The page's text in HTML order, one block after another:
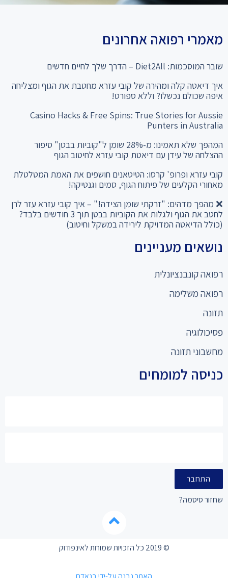
מאמרי רפואה אחרונים
שובר המוסכמות: Diet2All – הדרך שלך לחיים חדשים
איך דיאטה קלה ומהירה של קובי עזרא מחטבת את הגוף ומצליחה
איפה שכולם נכשלו? וללא ספורט!
Casino Hacks & Free Spins: True Stories for Aussie
Punters in Australia
המהפך שלא תאמינו: מ-28% שומן ל"קוביות בבטן" סיפור
ההצלחה של עידן עם דיאטת קובי עזרא לחיטוב הגוף
קובי עזרא ופרופ' קרסו: הטיטאנים חושפים את האמת המטלטלת
מאחורי הקלעים של פיתוח הגוף, סמים וגנטיקה!
❌ מהפך מדהים: "זרקתי שומן הצידה!" – איך קובי עזרא עזר לרן
לחטב את הגוף ולגלות את הקוביות בבטן תוך 3 חודשים בלבד?
(כולל הדיאטה המדויקת לירידה במשקל וחיטוב)
נושאים מעניינים
רפואה קונבנציונלית
רפואה משלימה
תזונה
פסיכולוגיה
מחשבוני תזונה
כניסה למומחים
התחבר
שחזור סיסמה?
© 2019 כל הזכויות שמורות לאינפודוק